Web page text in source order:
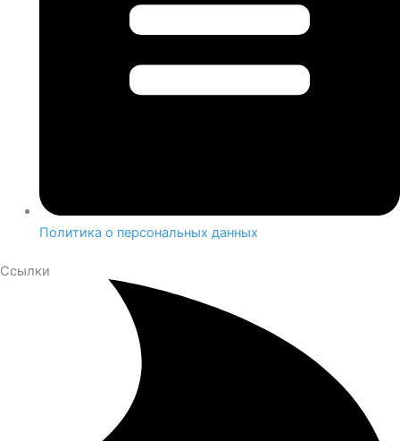
Политика о персональных данных
Ссылки